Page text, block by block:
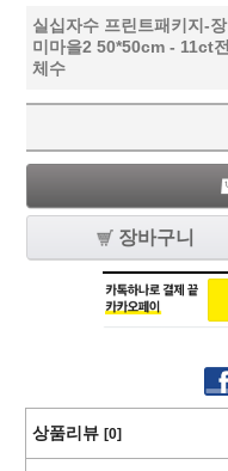
실십자수 프린트패키지-장
미마을2 50*50cm - 11ct전
체수
장바구니
상품리뷰 [0]